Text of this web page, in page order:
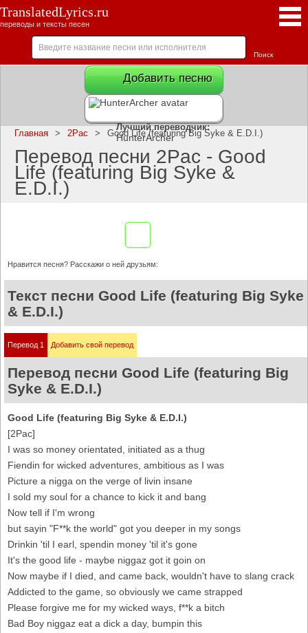
TranslatedLyrics.ru
переводы и тексты песен
Добавить песню
Лучший переводчик:
HunterArcher
Главная > 2Pac > Good Life (featuring Big Syke & E.D.I.)
Перевод песни 2Pac - Good
Life (featuring Big Syke &
E.D.I.)
Нравится песня? Расскажи о ней друзьям:
Текст песни Good Life (featuring Big Syke
& E.D.I.)
Перевод 1 Добавить свой перевод
Перевод песни Good Life (featuring Big
Syke & E.D.I.)
Good Life (featuring Big Syke & E.D.I.)
[2Pac]
I was so money orientated, initiated as a thug
Fiendin for wicked adventures, ambitious as I was
Picture a nigga on the verge of livin insane
I sold my soul for a chance to kick it and bang
Now tell if I'm wrong
but sayin "F**k the world" got you deeper in my songs
Drinkin 'til I earl, spendin money 'til it's gone
It's the good life - maybe niggaz got it goin on
Now maybe if I died, and came back, wouldn't have to slang crack
Addicted to the game, so obviously we came strapped
Please forgive me for my wicked ways, f**k a bitch
Bad Boy niggaz eat a dick a day, bumpin this